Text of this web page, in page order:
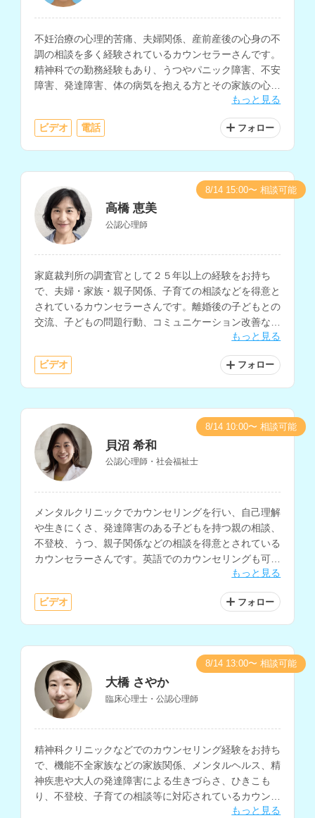
不妊治療の心理的苦痛、夫婦関係、産前産後の心身の不
調の相談を多く経験されているカウンセラーさんです。
精神科での勤務経験もあり、うつやパニック障害、不安
障害、発達障害、体の病気を抱える方とその家族の心理
支援、大切な方を失った人、家族・パートナー関係に悩
む人など、様々な相談に対応されています。
もっと見る
ビデオ 電話 フォロー
高橋 恵美
公認心理師
家庭裁判所の調査官として２５年以上の経験をお持ち
で、夫婦・家族・親子関係、子育ての相談などを得意と
されているカウンセラーさんです。離婚後の子どもとの
交流、子どもの問題行動、コミュニケーション改善など
もっと見る
ビデオ フォロー
8/14 15:00〜 相談可能
貝沼 希和
公認心理師・社会福祉士
メンタルクリニックでカウンセリングを行い、自己理解
や生きにくさ、発達障害のある子どもを持つ親の相談、
不登校、うつ、親子関係などの相談を得意とされている
カウンセラーさんです。英語でのカウンセリングも可能
で、大学でのキャリアカウンセリングなどの経験もお持
もっと見る
ビデオ フォロー
8/14 10:00〜 相談可能
大橋 さやか
臨床心理士・公認心理師
精神科クリニックなどでのカウンセリング経験をお持ち
で、機能不全家族などの家族関係、メンタルヘルス、精
神疾患や大人の発達障害による生きづらさ、ひきこも
り、不登校、子育ての相談等に対応されているカウンセ
もっと見る
8/14 13:00〜 相談可能